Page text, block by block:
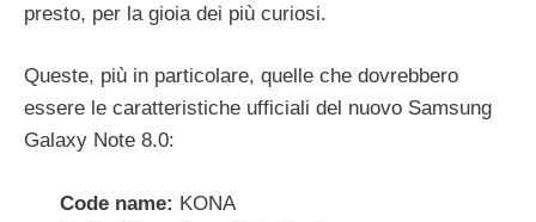
presto, per la gioia dei più curiosi.
Queste, più in particolare, quelle che dovrebbero
essere le caratteristiche ufficiali del nuovo Samsung
Galaxy Note 8.0:
Code name: KONA